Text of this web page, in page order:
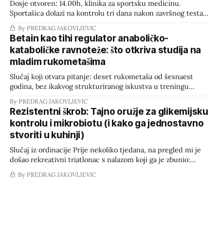
Dosje otvoren: 14.00h, klinika za sportsku medicinu.
Sportašica dolazi na kontrolu tri dana nakon završnog testa
VO2 max. Dnevnik prehrane uredan, makronutrijenti
poklapaju plan do grama — s jednim izuzetkom. U rubrici za
subotu, 21.30h, rukom je dopisano: "200 g sladoleda. Osjećaj
krivnje: visok." To je trenutak
By PREDRAG JAKOVLJEVIC
Betain kao tihi regulator anaboličko-
kataboličke ravnoteže: što otkriva studija na
mladim rukometašima
Slučaj koji otvara pitanje: deset rukometaša od šesnaest
godina, bez ikakvog strukturiranog iskustva u treningu
placebo, drugi put uz betain — razdvojena s 30 dana
ispiranja sustava kako bi se u potpunosti izbjegli efekti
prijenosa. Rezultat? Nije suptilan. Razlika u broju
ponavljanja, razini
By PREDRAG JAKOVLJEVIC
Rezistentni škrob: Tajno oružje za glikemijsku
kontrolu i mikrobiotu (i kako ga jednostavno
stvoriti u kuhinji)
Slučaj iz ordinacije Prije nekoliko tjedana, na pregled mi je
došao rekreativni triatlonac s nalazom koji ga je zbunio:
uredan HbA1c, ali izražene poslijeobrojne oscilacije glukoze
na kontinuiranom senzoru — "šećerne planine" nakon
By PREDRAG JAKOVLJEVIC